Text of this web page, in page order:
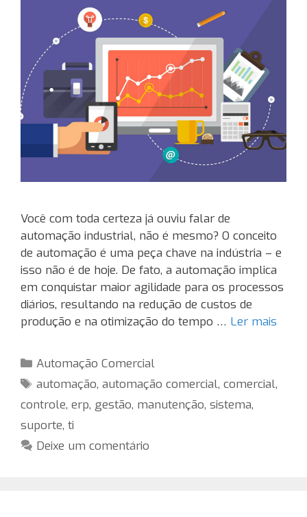
Você com toda certeza já ouviu falar de
automação industrial, não é mesmo? O conceito
de automação é uma peça chave na indústria – e
isso não é de hoje. De fato, a automação implica
em conquistar maior agilidade para os processos
diários, resultando na redução de custos de
produção e na otimização do tempo … Ler mais
Categorias
Automação Comercial
Tags
automação,automação comercial,comercial,
controle, erp, gestão, manutenção, sistema,
suporte, ti
Deixe um comentário